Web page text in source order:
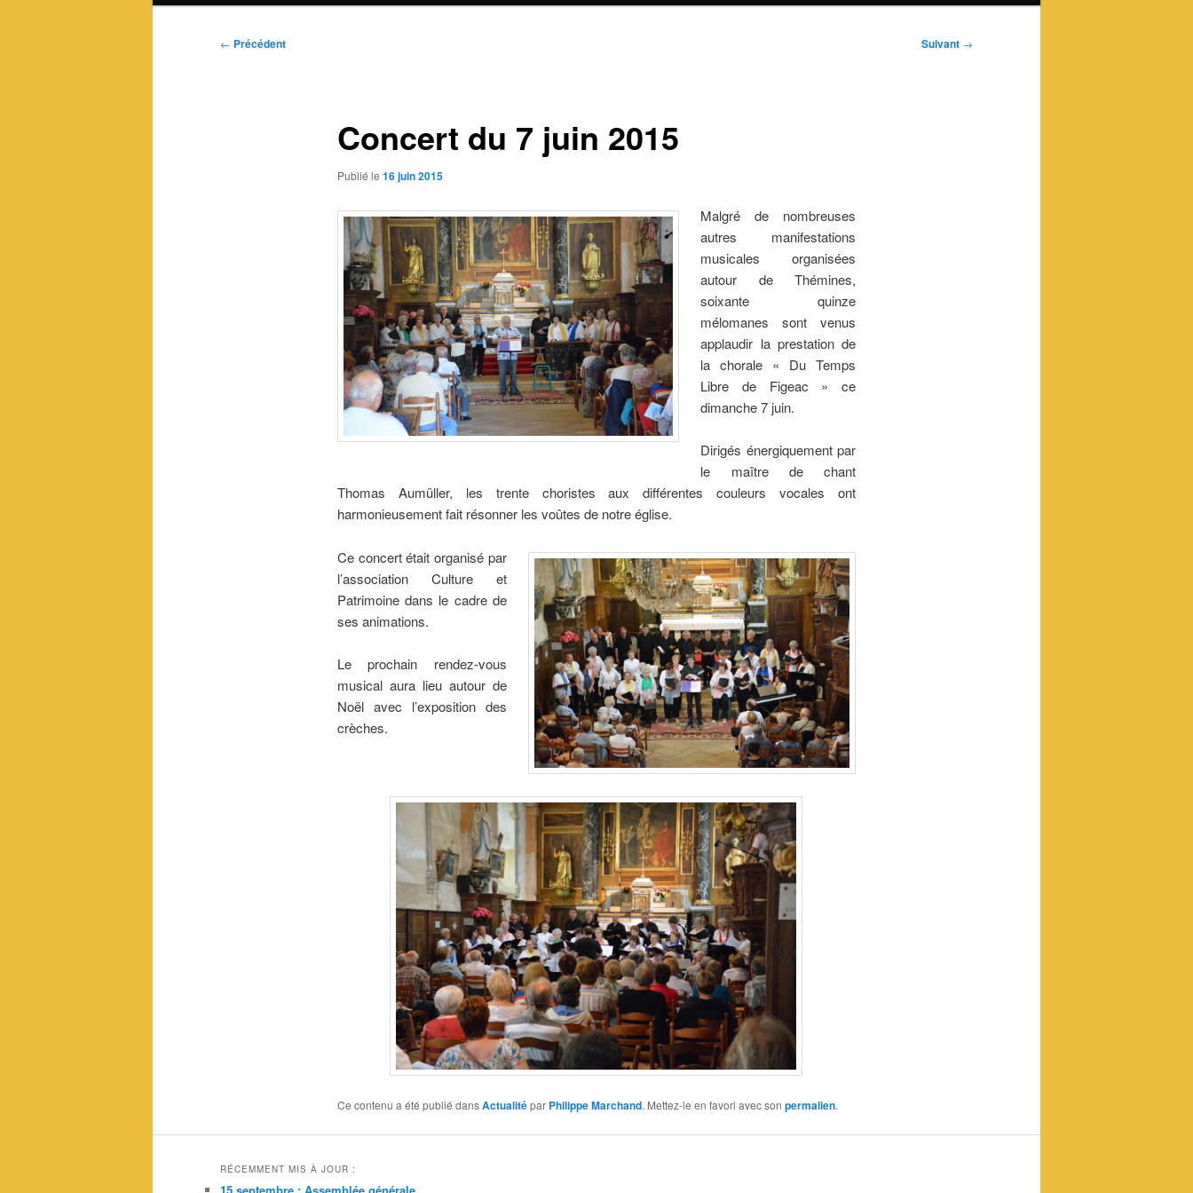
Navigation
← Précédent Suivant →
Concert du 7 juin 2015
Publié le 16 juin 2015
Malgré de nombreuses
autres manifestations
musicales organisées
autour de Thémines,
soixante quinze
mélomanes sont venus
applaudir la prestation de
la chorale « Du Temps
Libre de Figeac » ce
dimanche 7 juin.
Dirigés énergiquement par
le maître de chant
Thomas Aumüller, les trente choristes aux différentes couleurs vocales ont
harmonieusement fait résonner les voûtes de notre église.
Ce concert était organisé par
l’association Culture et
Patrimoine dans le cadre de
ses animations.
Le prochain rendez-vous
musical aura lieu autour de
Noël avec l’exposition des
crèches.
Ce contenu a été publié dansActualitépar Philippe Marchand. Mettez-le en favori avec son permalien.
RÉCEMMENT MIS À JOUR :